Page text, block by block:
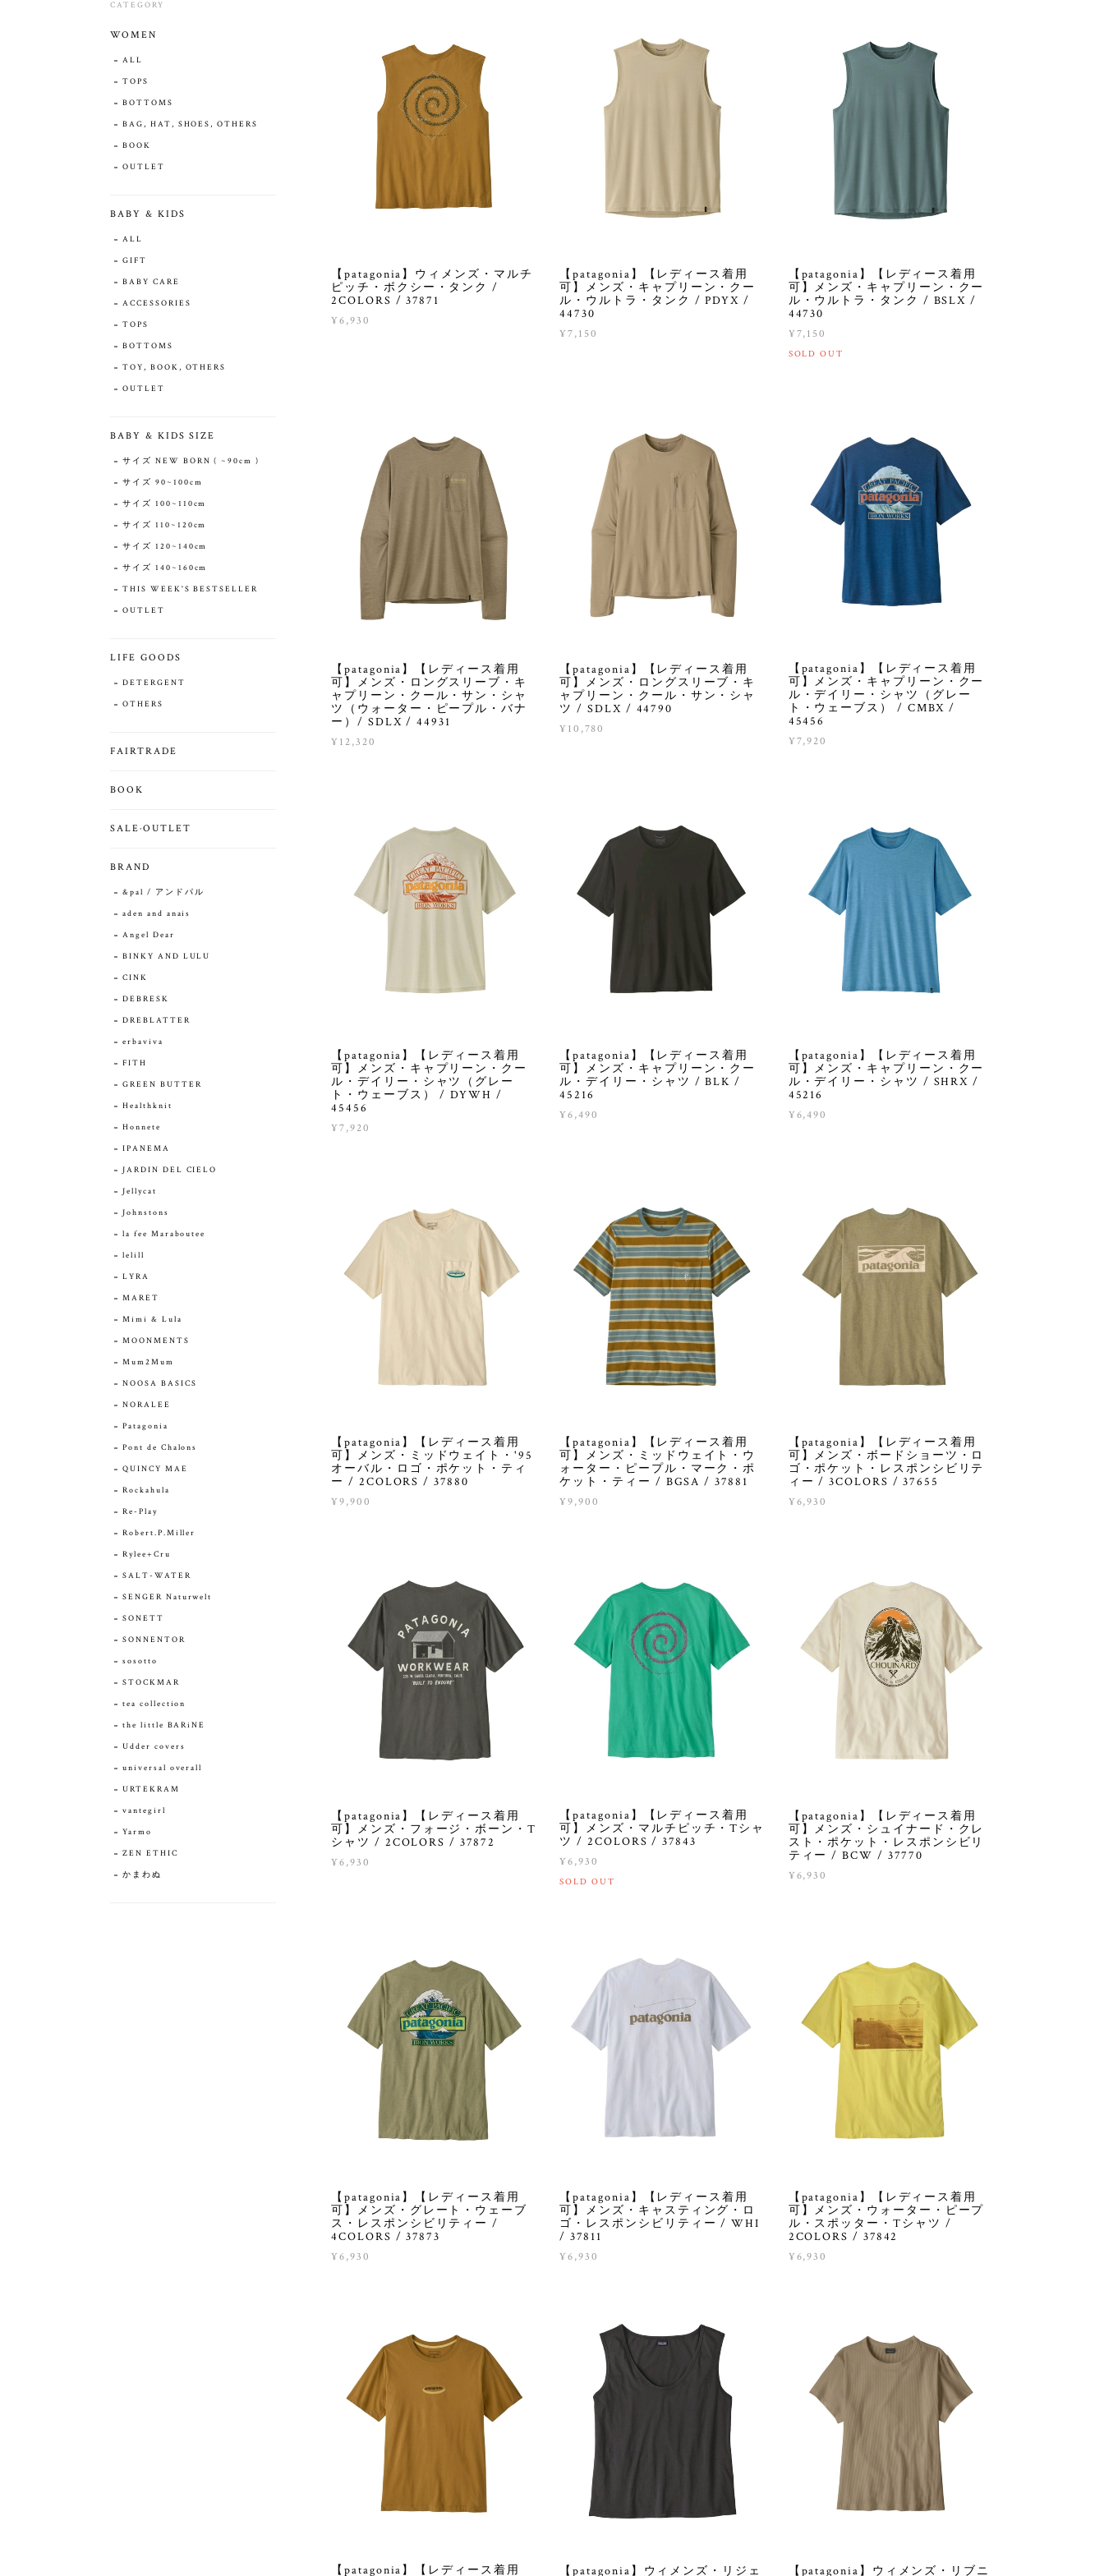
【patagonia】ウィメンズ・マルチ
ピッチ・ボクシー・タンク /
2COLORS / 37871
¥6,930
【patagonia】【レディース着用
可】メンズ・キャプリーン・クー
ル・ウルトラ・タンク / PDYX /
44730
¥7,150
【patagonia】【レディース着用
可】メンズ・キャプリーン・クー
ル・ウルトラ・タンク / BSLX /
44730
¥7,150
SOLD OUT
【patagonia】【レディース着用
可】メンズ・ロングスリーブ・キ
ャプリーン・クール・サン・シャ
ツ（ウォーター・ピープル・バナ
ー）/ SDLX / 44931
¥12,320
【patagonia】【レディース着用
可】メンズ・ロングスリーブ・キ
ャプリーン・クール・サン・シャ
ツ / SDLX / 44790
¥10,780
【patagonia】【レディース着用
可】メンズ・キャプリーン・クー
ル・デイリー・シャツ（グレー
ト・ウェーブス） / CMBX /
45456
¥7,920
【patagonia】【レディース着用
可】メンズ・キャプリーン・クー
ル・デイリー・シャツ（グレー
ト・ウェーブス） / DYWH /
45456
¥7,920
【patagonia】【レディース着用
可】メンズ・キャプリーン・クー
ル・デイリー・シャツ / BLK /
45216
¥6,490
【patagonia】【レディース着用
可】メンズ・キャプリーン・クー
ル・デイリー・シャツ / SHRX /
45216
¥6,490
【patagonia】【レディース着用
可】メンズ・ミッドウェイト・'95
オーバル・ロゴ・ポケット・ティ
ー / 2COLORS / 37880
¥9,900
【patagonia】【レディース着用
可】メンズ・ミッドウェイト・ウ
ォーター・ピープル・マーク・ポ
ケット・ティー / BGSA / 37881
¥9,900
【patagonia】【レディース着用
可】メンズ・ボードショーツ・ロ
ゴ・ポケット・レスポンシビリテ
ィー / 3COLORS / 37655
¥6,930
【patagonia】【レディース着用
可】メンズ・フォージ・ボーン・T
シャツ / 2COLORS / 37872
¥6,930
【patagonia】【レディース着用
可】メンズ・マルチピッチ・Tシャ
ツ / 2COLORS / 37843
¥6,930
SOLD OUT
【patagonia】【レディース着用
可】メンズ・シュイナード・クレ
スト・ポケット・レスポンシビリ
ティー / BCW / 37770
¥6,930
【patagonia】【レディース着用
可】メンズ・グレート・ウェーブ
ス・レスポンシビリティー /
4COLORS / 37873
¥6,930
【patagonia】【レディース着用
可】メンズ・キャスティング・ロ
ゴ・レスポンシビリティー / WHI
/ 37811
¥6,930
【patagonia】【レディース着用
可】メンズ・ウォーター・ピープ
ル・スポッター・Tシャツ /
2COLORS / 37842
¥6,930
【patagonia】【レディース着用 【patagonia】ウィメンズ・リジェ 【patagonia】ウィメンズ・リブニ
CATEGORY
WOMEN
ALL
TOPS
BOTTOMS
BAG, HAT, SHOES, OTHERS
BOOK
OUTLET
BABY & KIDS
ALL
GIFT
BABY CARE
ACCESSORIES
TOPS
BOTTOMS
TOY, BOOK, OTHERS
OUTLET
BABY & KIDS SIZE
サイズ NEW BORN ( ~90cm )
サイズ 90~100cm
サイズ 100~110cm
サイズ 110~120cm
サイズ 120~140cm
サイズ 140~160cm
THIS WEEK'S BESTSELLER
OUTLET
LIFE GOODS
DETERGENT
OTHERS
FAIRTRADE
BOOK
SALE·OUTLET
BRAND
&pal / アンドパル
aden and anais
Angel Dear
BINKY AND LULU
CINK
DEBRESK
DREBLATTER
erbaviva
FITH
GREEN BUTTER
Healthknit
Honnete
IPANEMA
JARDIN DEL CIELO
Jellycat
Johnstons
la fee Maraboutee
lelill
LYRA
MARET
Mimi & Lula
MOONMENTS
Mum2Mum
NOOSA BASICS
NORALEE
Patagonia
Pont de Chalons
QUINCY MAE
Rockahula
Re-Play
Robert.P.Miller
Rylee+Cru
SALT-WATER
SENGER Naturwelt
SONETT
SONNENTOR
sosotto
STOCKMAR
tea collection
the little BARiNE
Udder covers
universal overall
URTEKRAM
vantegirl
Yarmo
ZEN ETHIC
かまわぬ